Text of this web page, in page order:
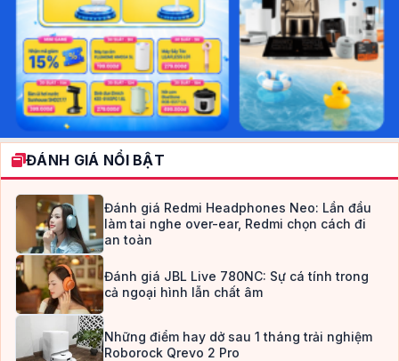
ĐÁNH GIÁ NỔI BẬT
Đánh giá Redmi Headphones Neo: Lần đầu
làm tai nghe over-ear, Redmi chọn cách đi
an toàn
Đánh giá JBL Live 780NC: Sự cá tính trong
cả ngoại hình lẫn chất âm
Những điểm hay dở sau 1 tháng trải nghiệm
Roborock Qrevo 2 Pro